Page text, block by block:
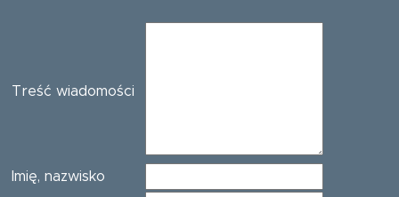
Treść wiadomości
Imię, nazwisko